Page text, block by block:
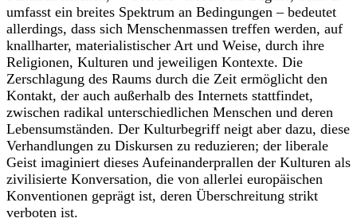
umfasst ein breites Spektrum an Bedingungen – bedeutet
allerdings, dass sich Menschenmassen treffen werden, auf
knallharter, materialistischer Art und Weise, durch ihre
Religionen, Kulturen und jeweiligen Kontexte. Die
Zerschlagung des Raums durch die Zeit ermöglicht den
Kontakt, der auch außerhalb des Internets stattfindet,
zwischen radikal unterschiedlichen Menschen und deren
Lebensumständen. Der Kulturbegriff neigt aber dazu, diese
Verhandlungen zu Diskursen zu reduzieren; der liberale
Geist imaginiert dieses Aufeinanderprallen der Kulturen als
zivilisierte Konversation, die von allerlei europäischen
Konventionen geprägt ist, deren Überschreitung strikt
verboten ist.